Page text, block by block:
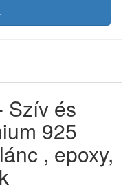
Szív és
925
, epoxy,